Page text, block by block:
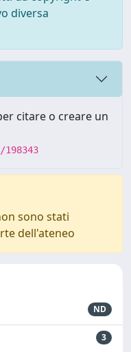
diversa
citare o creare un
sono stati
dell'ateneo
ND
3